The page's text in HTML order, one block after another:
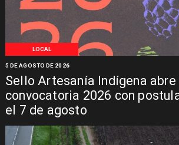
LOCAL
Sello Artesanía Indígena abre
convocatoria 2026 con
el 7 de agosto
5 DE AGOSTO DE 2026